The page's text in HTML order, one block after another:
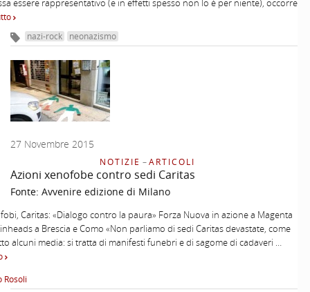
essere rappresentativo (e in effetti spesso non lo è per niente), occorre
nazi-rock neonazismo
27 Novembre 2015
NOTIZIE –ARTICOLI
Azioni xenofobe contro sedi Caritas
Fonte: Avvenire edizione di Milano
Caritas: «Dialogo contro la paura» Forza Nuova in azione a Magenta
a Brescia e Como «Non parliamo di sedi Caritas devastate, come
alcuni media: si tratta di manifesti funebri e di sagome di cadaveri …
Rosoli